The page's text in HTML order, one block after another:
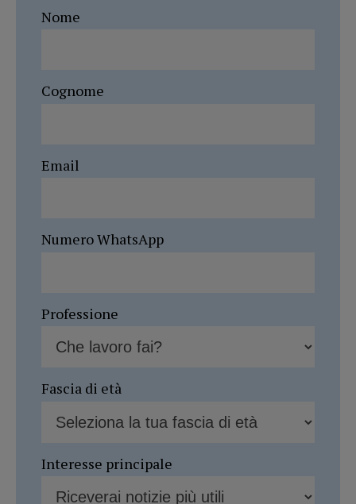
Nome
Cognome
Email
Numero WhatsApp
Professione
Fascia di età
Interesse principale